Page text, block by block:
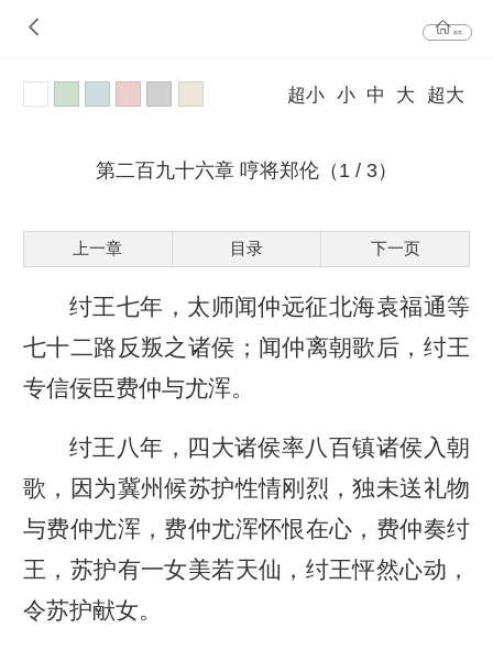
首页
超小 小 中 大 超大
第二百九十六章 哼将郑伦（1 / 3）
上一章 目录 下一页
纣王七年，太师闻仲远征北海袁福通等
七十二路反叛之诸侯；闻仲离朝歌后，纣王
专信佞臣费仲与尤浑。
纣王八年，四大诸侯率八百镇诸侯入朝
歌，因为冀州候苏护性情刚烈，独未送礼物
与费仲尤浑，费仲尤浑怀恨在心，费仲奏纣
王，苏护有一女美若天仙，纣王怦然心动，
令苏护献女。